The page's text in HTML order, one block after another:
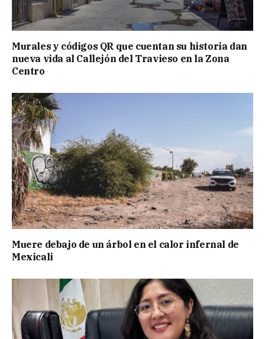
Murales y códigos QR que cuentan su historia dan
nueva vida al Callejón del Travieso en la Zona
Centro
Muere debajo de un árbol en el calor infernal de
Mexicali